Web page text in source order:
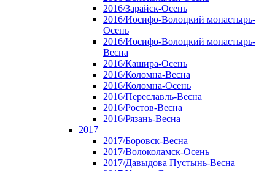
2016/Зарайск-Осень
2016/Иосифо-Волоцкий монастырь-
Осень
2016/Иосифо-Волоцкий монастырь-
Весна
2016/Кашира-Осень
2016/Коломна-Весна
2016/Коломна-Осень
2016/Переславль-Весна
2016/Ростов-Весна
2016/Рязань-Весна
2017
2017/Боровск-Весна
2017/Волоколамск-Осень
2017/Давыдова Пустынь-Весна